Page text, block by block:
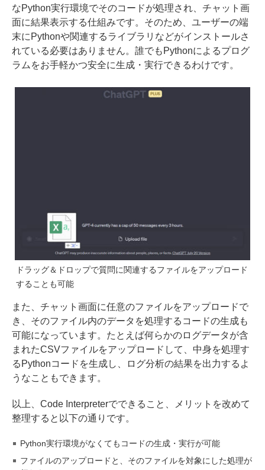
なPython実行環境でそのコードが処理され、チャット画
面に結果表示する仕組みです。そのため、ユーザーの端
末にPythonや関連するライブラリなどがインストールさ
れている必要はありません。誰でもPythonによるプログ
ラムをお手軽かつ安全に生成・実行できるわけです。
ドラッグ＆ドロップで質問に関連するファイルをアップロード
することも可能
また、チャット画面に任意のファイルをアップロードで
き、そのファイル内のデータを処理するコードの生成も
可能になっています。たとえば何らかのログデータが含
まれたCSVファイルをアップロードして、中身を処理す
るPythonコードを生成し、ログ分析の結果を出力するよ
うなこともできます。
以上、Code Interpreterでできること、メリットを改めて
整理すると以下の通りです。
Python実行環境がなくてもコードの生成・実行が可能
ファイルのアップロードと、そのファイルを対象にした処理が